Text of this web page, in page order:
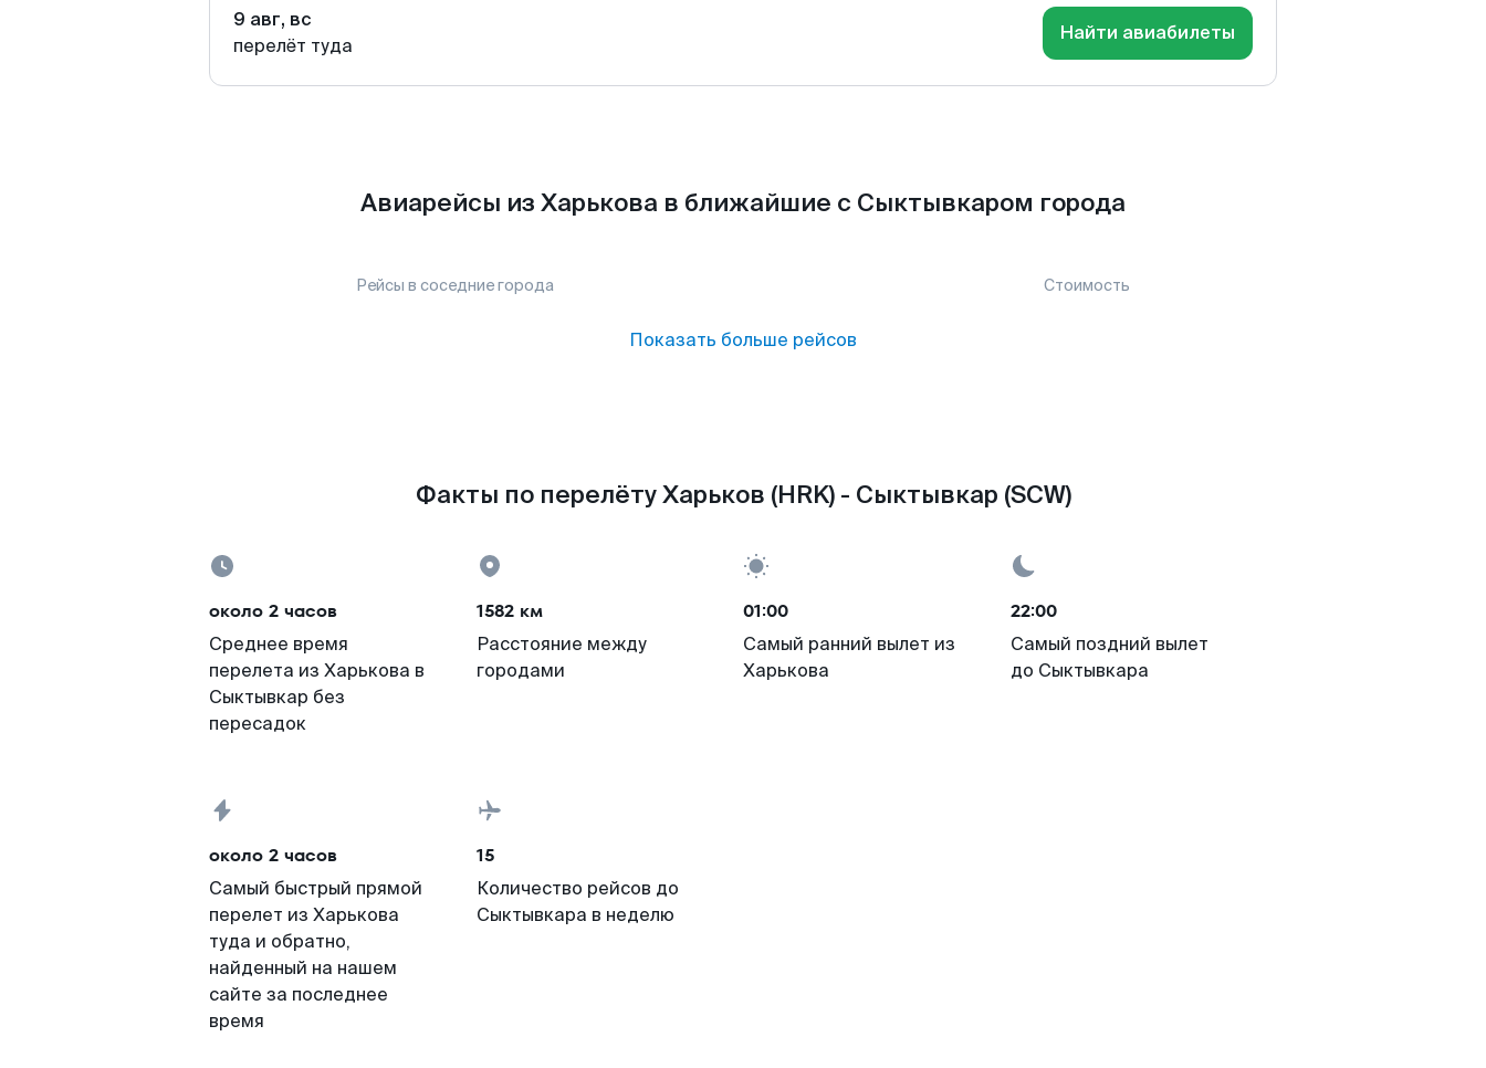
9 авг, вс
перелёт туда
Найти авиабилеты
Авиарейсы из Харькова в ближайшие с Сыктывкаром города
Рейсы в соседние города Стоимость
Показать больше рейсов
Факты по перелёту Харьков (HRK) - Сыктывкар (SCW)
около 2 часов
Среднее время
перелета из Харькова в
Сыктывкар без
пересадок
1582 км
Расстояние между
городами
01:00
Самый ранний вылет из
Харькова
22:00
Самый поздний вылет
до Сыктывкара
около 2 часов
Самый быстрый прямой
перелет из Харькова
туда и обратно,
найденный на нашем
сайте за последнее
время
15
Количество рейсов до
Сыктывкара в неделю